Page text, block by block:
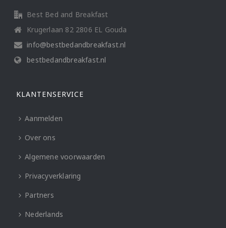
Best Bed and Breakfast
Krugerlaan 82 2806 EL Gouda
info@bestbedandbreakfast.nl
bestbedandbreakfast.nl
KLANTENSERVICE
Aanmelden
Over ons
Algemene voorwaarden
Privacyverklaring
Partners
Nederlands